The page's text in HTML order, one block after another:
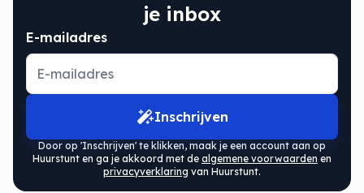
je inbox
E-mailadres
Inschrijven
Door op 'Inschrijven' te klikken, maak je een account aan op
Huurstunt en ga je akkoord met de algemene voorwaarden en
privacyverklaring van Huurstunt.